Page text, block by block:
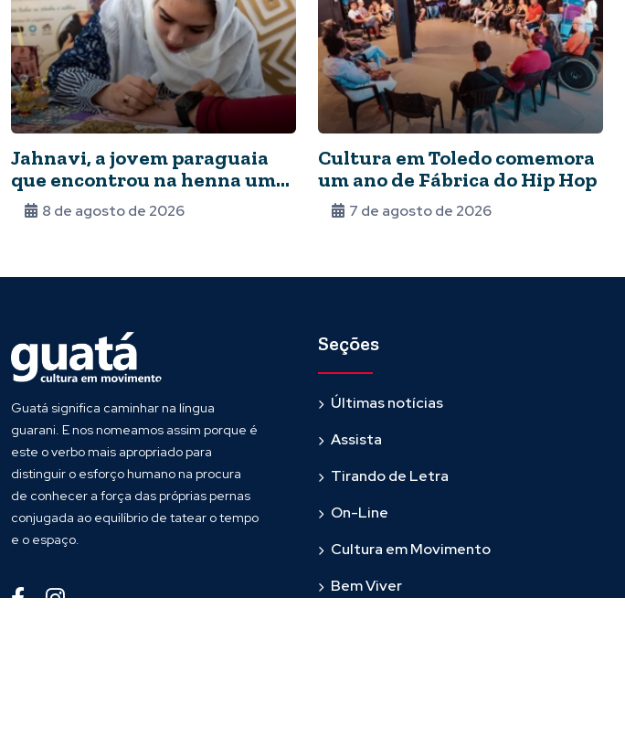
Jahnavi, a jovem paraguaia
que encontrou na henna uma
ponte entre culturas
8 de agosto de 2026
Cultura em Toledo comemora
um ano de Fábrica do Hip Hop
7 de agosto de 2026
Guatá significa caminhar na língua
guarani. E nos nomeamos assim porque é
este o verbo mais apropriado para
distinguir o esforço humano na procura
de conhecer a força das próprias pernas
conjugada ao equilíbrio de tatear o tempo
e o espaço.
Seções
Últimas notícias
Assista
Tirando de Letra
On-Line
Cultura em Movimento
Bem Viver